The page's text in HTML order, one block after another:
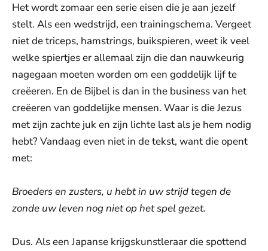
Het wordt zomaar een serie eisen die je aan jezelf
stelt. Als een wedstrijd, een trainingschema. Vergeet
niet de triceps, hamstrings, buikspieren, weet ik veel
welke spiertjes er allemaal zijn die dan nauwkeurig
nagegaan moeten worden om een goddelijk lijf te
creëeren. En de Bijbel is dan in the business van het
creëeren van goddelijke mensen. Waar is die Jezus
met zijn zachte juk en zijn lichte last als je hem nodig
hebt? Vandaag even niet in de tekst, want die opent
met:
Broeders en zusters, u hebt in uw strijd tegen de
zonde uw leven nog niet op het spel gezet.
Dus. Als een Japanse krijgskunstleraar die spottend